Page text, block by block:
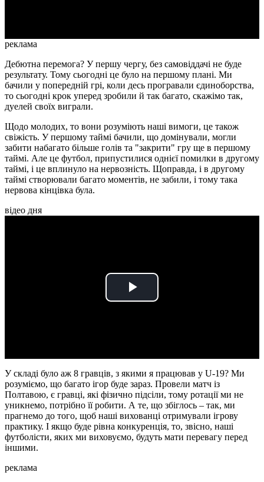
реклама
Дебютна перемога? У першу чергу, без самовіддачі не буде
результату. Тому сьогодні це було на першому плані. Ми
бачили у попередній грі, коли десь програвали єдиноборства,
то сьогодні крок уперед зробили й так багато, скажімо так,
дуелей своїх виграли.
Щодо молодих, то вони розуміють наші вимоги, це також
свіжість. У першому таймі бачили, що домінували, могли
забити набагато більше голів та "закрити" гру ще в першому
таймі. Але це футбол, припустилися однієї помилки в другому
таймі, і це вплинуло на нервозність. Щоправда, і в другому
таймі створювали багато моментів, не забили, і тому така
нервова кінцівка була.
відео дня
Play
У складі було аж 8 гравців, з якими я працював у U-19? Ми
розуміємо, що багато ігор буде зараз. Провели матч із
Полтавою, є гравці, які фізично підсіли, тому ротації ми не
уникнемо, потрібно її робити. А те, що збіглось – так, ми
прагнемо до того, щоб наші вихованці отримували ігрову
практику. І якщо буде рівна конкуренція, то, звісно, наші
футболісти, яких ми виховуємо, будуть мати перевагу перед
іншими.
реклама